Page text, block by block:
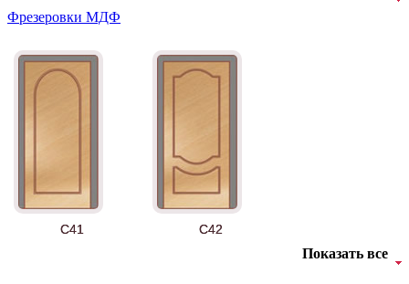
Б-35 3
Фрезеровки МДФ
C41 C42
Показать все